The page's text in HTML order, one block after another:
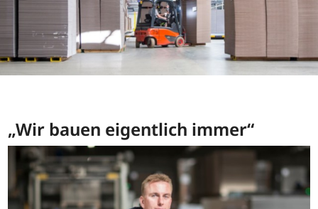
„Wir bauen eigentlich immer“